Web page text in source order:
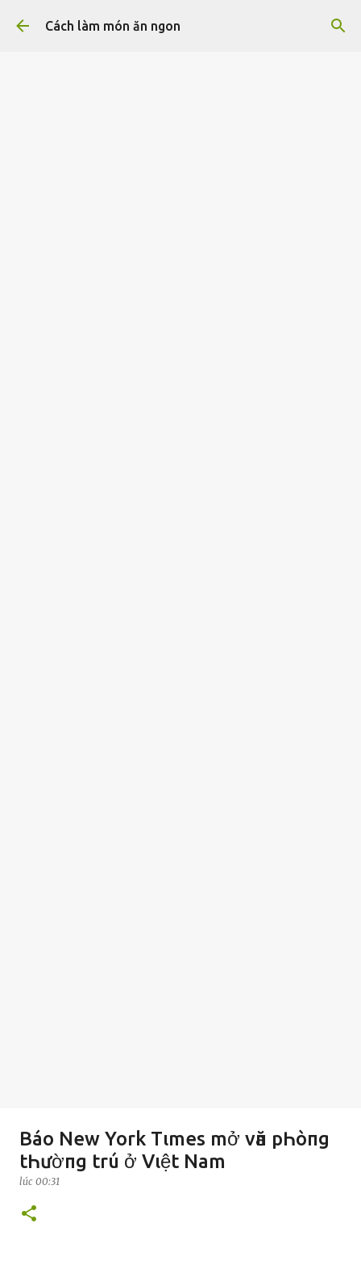
Chuyển đến nội dung chính
Cách làm món ăn ngon
Báo New York Tιmes mở vӑп pҺòпg
tҺườпg trú ở Vιệt Nam
lúc 00:31